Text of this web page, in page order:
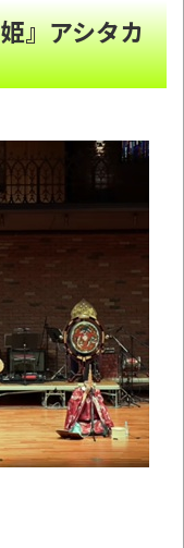
NEW!
大捜査線」スピ
報道NEW!
止
、目上に逆らう
ジアに残したも
でマイナンバー
ント給付事業か
なる？理系「水
ぁ～…」→結果
の言うほど無理
』アシタカ